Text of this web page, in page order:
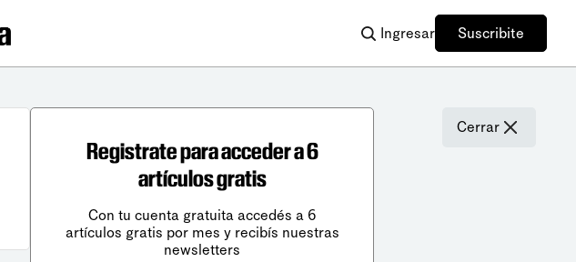
Ingresar Suscribite
Cerrar
Registrate para acceder a 6
artículos gratis
Con tu cuenta gratuita accedés a 6
artículos gratis por mes y recibís nuestras
newsletters